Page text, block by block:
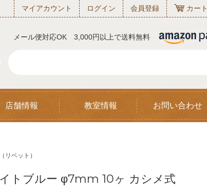
マイアカウント ログイン 会員登録 カート
メール便対応OK 3,000円以上で送料無料
店舗情報 教室情報 お問い合わせ
リベット）
トブルー φ7mm 10ヶ カシメ式